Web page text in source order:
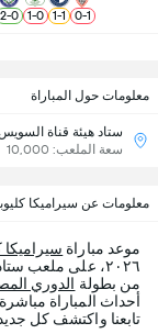
معلومات حول المباراة
ستاد هيئة قناة
سعة الملعب: 10,000
1
-
0
1
-
1
0
-
1
0
-
2
معلومات عن سيراميكا
موعد مباراة سيراميكا
٢٠٢٦، على ملعب
من بطولة الدوري
أحداث المباراة
تابعنا واكتشف كل